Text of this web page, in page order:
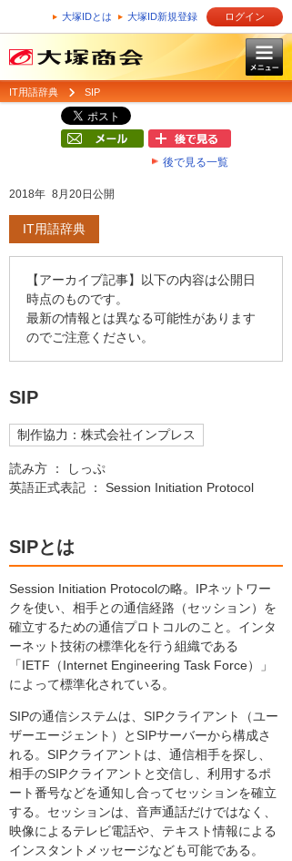
大塚IDとは 大塚ID新規登録 ログイン
IT用語辞典 SIP
後で見る一覧
2018年 8月20日公開
IT用語辞典
【アーカイブ記事】以下の内容は公開日
時点のものです。
最新の情報とは異なる可能性があります
のでご注意ください。
SIP
制作協力：株式会社インプレス
読み方 ： しっぷ
英語正式表記 ： Session Initiation Protocol
SIPとは
Session Initiation Protocolの略。IPネットワー
クを使い、相手との通信経路（セッション）を
確立するための通信プロトコルのこと。インタ
ーネット技術の標準化を行う組織である
「IETF（Internet Engineering Task Force）」
によって標準化されている。
SIPの通信システムは、SIPクライアント（ユー
ザーエージェント）とSIPサーバーから構成さ
れる。SIPクライアントは、通信相手を探し、
相手のSIPクライアントと交信し、利用するポ
ート番号などを通知し合ってセッションを確立
する。セッションは、音声通話だけではなく、
映像によるテレビ電話や、テキスト情報による
インスタントメッセージなども可能である。